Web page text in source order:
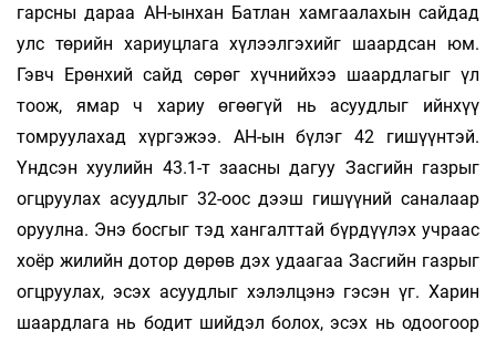
гарсны дараа АН-ынхан Батлан хамгаалахын сайдад
улс төрийн хариуцлага хүлээлгэхийг шаардсан юм.
Гэвч Ерөнхий сайд сөрөг хүчнийхээ шаардлагыг үл
тоож, ямар ч хариу өгөөгүй нь асуудлыг ийнхүү
томруулахад хүргэжээ. АН-ын бүлэг 42 гишүүнтэй.
Үндсэн хуулийн 43.1-т заасны дагуу Засгийн газрыг
огцруулах асуудлыг 32-оос дээш гишүүний саналаар
оруулна. Энэ босгыг тэд хангалттай бүрдүүлэх учраас
хоёр жилийн дотор дөрөв дэх удаагаа Засгийн газрыг
огцруулах, эсэх асуудлыг хэлэлцэнэ гэсэн үг. Харин
шаардлага нь бодит шийдэл болох, эсэх нь одоогоор